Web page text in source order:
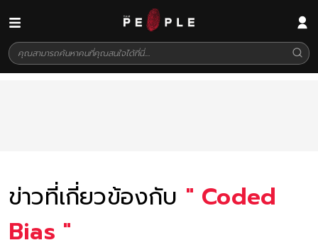
ข่าวที่เกี่ยวข้องกับ " Coded
Bias "